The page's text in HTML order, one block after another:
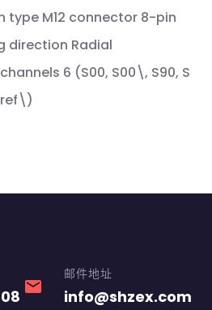
type M12 connector 8-pin
direction Radial
6 (S00, S00\, S90, S
email
邮件地址
info@shzex.com